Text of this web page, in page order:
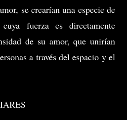
se crearían una especie de
fuerza es directamente
de su amor, que unirían
a través del espacio y el